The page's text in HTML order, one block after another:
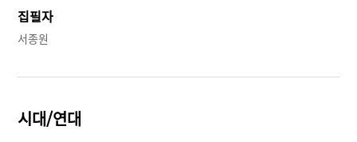
집필자
서종원
시대/연대